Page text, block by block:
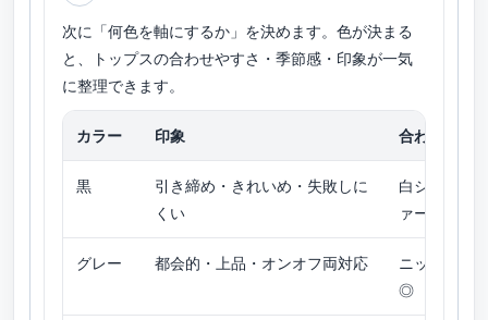
次に「何色を軸にするか」を決めます。色が決まる
と、トップスの合わせやすさ・季節感・印象が一気
に整理できます。
カラー 印象 合わせやす
黒
引き締め・きれいめ・失敗しに
くい
白シャツ／
ァー
グレー 都会的・上品・オンオフ両対応
ニット／シ
◎